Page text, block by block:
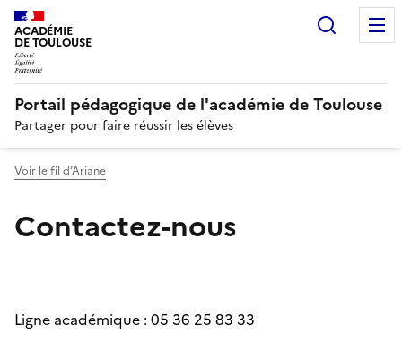
ACADÉMIE
DE TOULOUSE
Portail pédagogique de l'académie de Toulouse
Partager pour faire réussir les élèves
Voir le fil d’Ariane
Contactez-nous
Ligne académique : 05 36 25 83 33